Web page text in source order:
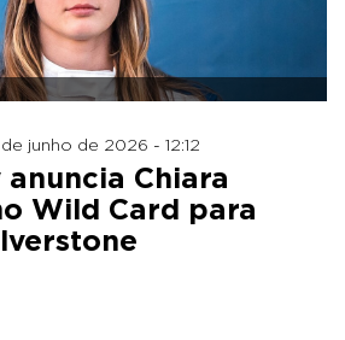
junho de 2026 - 12:12
anuncia Chiara
Wild Card para